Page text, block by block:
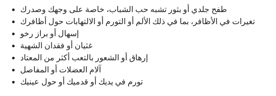
طفح جلدي أو بثور تشبه حب الشباب، خاصة على وجهك وصدرك
تغيرات في الأظافر، بما في ذلك الألم أو التورم أو الالتهابات حول أظافرك
إسهال أو براز رخو
غثيان أو فقدان الشهية
إرهاق أو الشعور بالتعب أكثر من المعتاد
آلام العضلات أو المفاصل
تورم في يديك أو قدميك أو حول عينيك